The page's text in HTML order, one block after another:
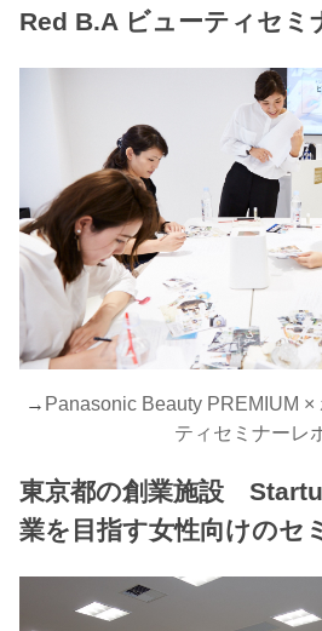
Red B.A ビューティセミ
→ Panasonic Beauty PREMIUM ×
ティセミナーレ
東京都の創業施設
業を目指す女性向けのセ